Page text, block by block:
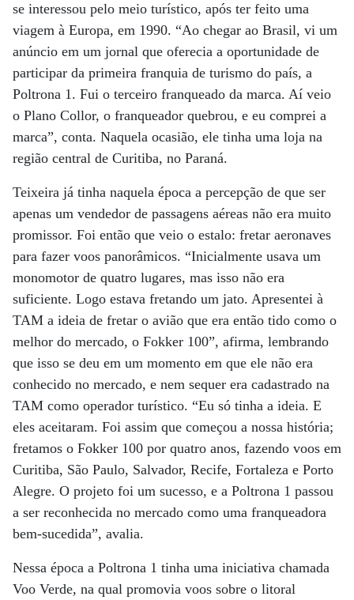
se interessou pelo meio turístico, após ter feito uma
viagem à Europa, em 1990. “Ao chegar ao Brasil, vi um
anúncio em um jornal que oferecia a oportunidade de
participar da primeira franquia de turismo do país, a
Poltrona 1. Fui o terceiro franqueado da marca. Aí veio
o Plano Collor, o franqueador quebrou, e eu comprei a
marca”, conta. Naquela ocasião, ele tinha uma loja na
região central de Curitiba, no Paraná.
Teixeira já tinha naquela época a percepção de que ser
apenas um vendedor de passagens aéreas não era muito
promissor. Foi então que veio o estalo: fretar aeronaves
para fazer voos panorâmicos. “Inicialmente usava um
monomotor de quatro lugares, mas isso não era
suficiente. Logo estava fretando um jato. Apresentei à
TAM a ideia de fretar o avião que era então tido como o
melhor do mercado, o Fokker 100”, afirma, lembrando
que isso se deu em um momento em que ele não era
conhecido no mercado, e nem sequer era cadastrado na
TAM como operador turístico. “Eu só tinha a ideia. E
eles aceitaram. Foi assim que começou a nossa história;
fretamos o Fokker 100 por quatro anos, fazendo voos em
Curitiba, São Paulo, Salvador, Recife, Fortaleza e Porto
Alegre. O projeto foi um sucesso, e a Poltrona 1 passou
a ser reconhecida no mercado como uma franqueadora
bem-sucedida”, avalia.
Nessa época a Poltrona 1 tinha uma iniciativa chamada
Voo Verde, na qual promovia voos sobre o litoral